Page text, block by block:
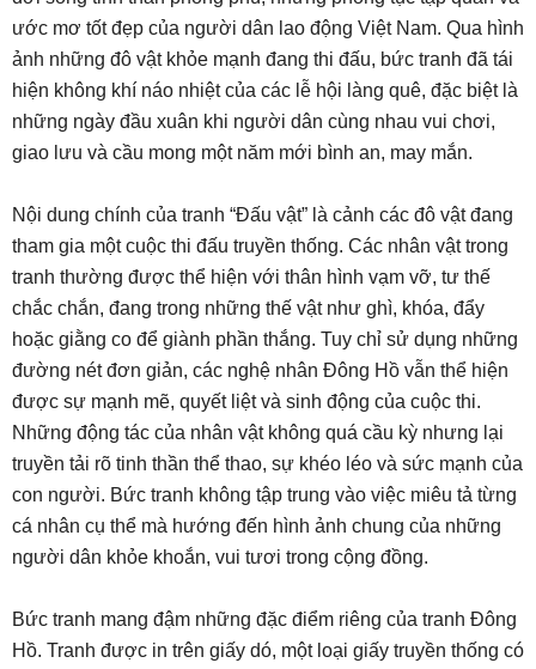
ước mơ tốt đẹp của người dân lao động Việt Nam. Qua hình
ảnh những đô vật khỏe mạnh đang thi đấu, bức tranh đã tái
hiện không khí náo nhiệt của các lễ hội làng quê, đặc biệt là
những ngày đầu xuân khi người dân cùng nhau vui chơi,
giao lưu và cầu mong một năm mới bình an, may mắn.
Nội dung chính của tranh “Đấu vật” là cảnh các đô vật đang
tham gia một cuộc thi đấu truyền thống. Các nhân vật trong
tranh thường được thể hiện với thân hình vạm vỡ, tư thế
chắc chắn, đang trong những thế vật như ghì, khóa, đẩy
hoặc giằng co để giành phần thắng. Tuy chỉ sử dụng những
đường nét đơn giản, các nghệ nhân Đông Hồ vẫn thể hiện
được sự mạnh mẽ, quyết liệt và sinh động của cuộc thi.
Những động tác của nhân vật không quá cầu kỳ nhưng lại
truyền tải rõ tinh thần thể thao, sự khéo léo và sức mạnh của
con người. Bức tranh không tập trung vào việc miêu tả từng
cá nhân cụ thể mà hướng đến hình ảnh chung của những
người dân khỏe khoắn, vui tươi trong cộng đồng.
Bức tranh mang đậm những đặc điểm riêng của tranh Đông
Hồ. Tranh được in trên giấy dó, một loại giấy truyền thống có